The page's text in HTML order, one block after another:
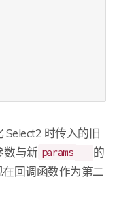
Select2 时传入的旧
数与新 params
的
回调函数作为第二